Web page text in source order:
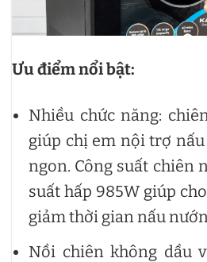
Ưu điểm nổi bật:
Nhiều chức năng:
giúp chị em nội trợ
ngon. Công suất chiên
suất hấp 985W giúp
giảm thời gian nấu
Nồi chiên không dầu